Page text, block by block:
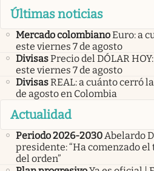
Últimas noticias
Mercado colombianoEuro: a
este viernes 7 de agosto
DivisasPrecio del DÓLAR
este viernes 7 de agosto
DivisasREAL: a cuánto cerró
de agosto en Colombia
Actualidad
Periodo 2026-2030Abelardo
presidente: “Ha comenzado
del orden”